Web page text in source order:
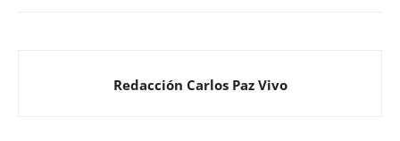
Redacción Carlos Paz Vivo